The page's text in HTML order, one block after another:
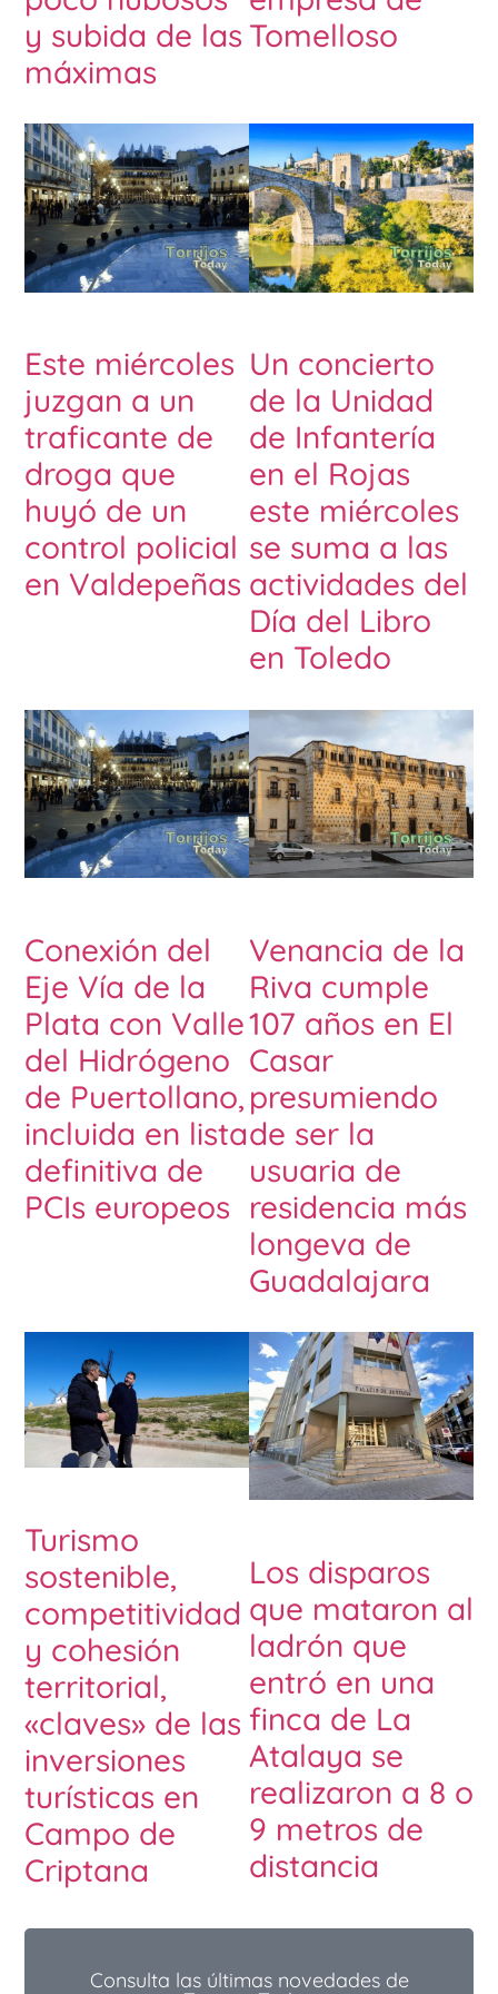
y subida de las
máximas
Tomelloso
Este miércoles
juzgan a un
traficante de
droga que
huyó de un
control policial
en Valdepeñas
Un concierto
de la Unidad
de Infantería
en el Rojas
este miércoles
se suma a las
actividades del
Día del Libro
en Toledo
Conexión del
Eje Vía de la
Plata con Valle
del Hidrógeno
de Puertollano,
incluida en lista
definitiva de
PCIs europeos
Venancia de la
Riva cumple
107 años en El
Casar
presumiendo
de ser la
usuaria de
residencia más
longeva de
Guadalajara
Turismo
sostenible,
competitividad
y cohesión
territorial,
«claves» de las
inversiones
turísticas en
Campo de
Criptana
Los disparos
que mataron al
ladrón que
entró en una
finca de La
Atalaya se
realizaron a 8 o
9 metros de
distancia
Consulta las últimas novedades de